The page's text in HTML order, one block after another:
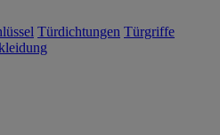
Türdichtungen Türgriffe